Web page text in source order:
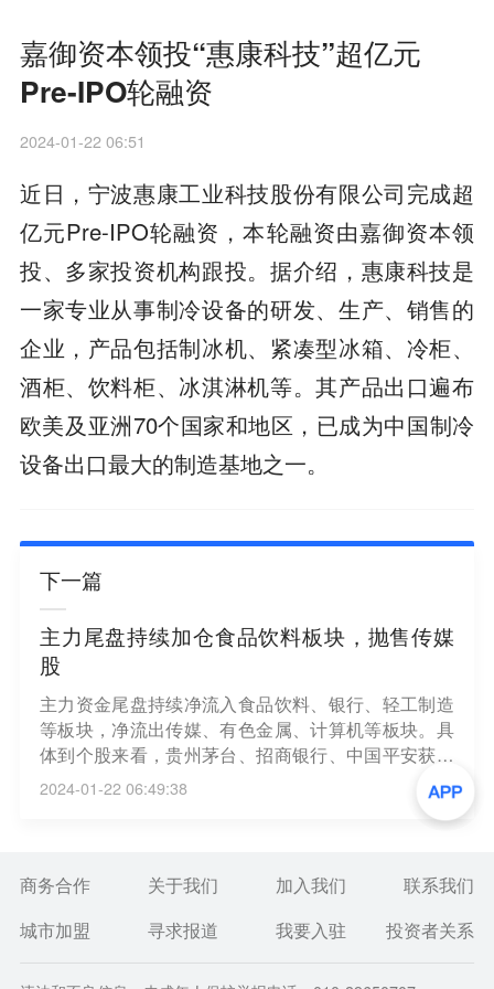
嘉御资本领投“惠康科技”超亿元
Pre-IPO轮融资
2024-01-22 06:51
近日，宁波惠康工业科技股份有限公司完成超
亿元Pre-IPO轮融资，本轮融资由嘉御资本领
投、多家投资机构跟投。据介绍，惠康科技是
一家专业从事制冷设备的研发、生产、销售的
企业，产品包括制冰机、紧凑型冰箱、冷柜、
酒柜、饮料柜、冰淇淋机等。其产品出口遍布
欧美及亚洲70个国家和地区，已成为中国制冷
设备出口最大的制造基地之一。
下一篇
主力尾盘持续加仓食品饮料板块，抛售传媒
股
主力资金尾盘持续净流入食品饮料、银行、轻工制造
等板块，净流出传媒、有色金属、计算机等板块。具
体到个股来看，贵州茅台、招商银行、中国平安获净
流入16.91亿元、4.93亿元、4.34亿元。净流出方面，
中际旭创、昆仑万维、高新发展分别遭抛售3.07亿
2024-01-22 06:49:38
商务合作 关于我们 加入我们
联系我们
城市加盟
寻求报道 我要入驻 投资者关系